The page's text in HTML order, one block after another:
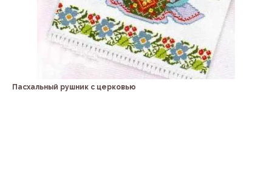
Пасхальный рушник с церковью